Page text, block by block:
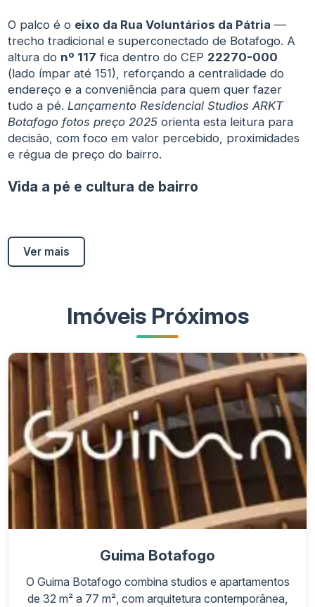
O palco é o eixo da Rua Voluntários da Pátria —
trecho tradicional e superconectado de Botafogo. A
altura do nº 117 fica dentro do CEP 22270-000
(lado ímpar até 151), reforçando a centralidade do
endereço e a conveniência para quem quer fazer
tudo a pé. Lançamento Residencial Studios ARKT
Botafogo fotos preço 2025 orienta esta leitura para
decisão, com foco em valor percebido, proximidades
e régua de preço do bairro.
Vida a pé e cultura de bairro
Ver mais
Imóveis Próximos
Guima Botafogo
O Guima Botafogo combina studios e apartamentos
de 32 m² a 77 m², com arquitetura contemporânea,